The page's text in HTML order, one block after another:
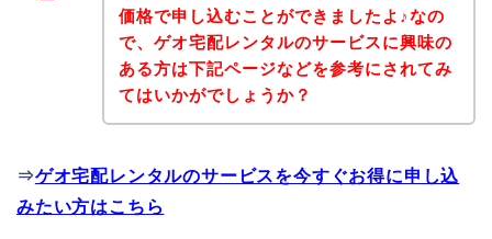
価格で申し込むことができましたよ♪なの
で、ゲオ宅配レンタルのサービスに興味の
ある方は下記ページなどを参考にされてみ
てはいかがでしょうか？
⇒ゲオ宅配レンタルのサービスを今すぐお得に申し込
みたい方はこちら